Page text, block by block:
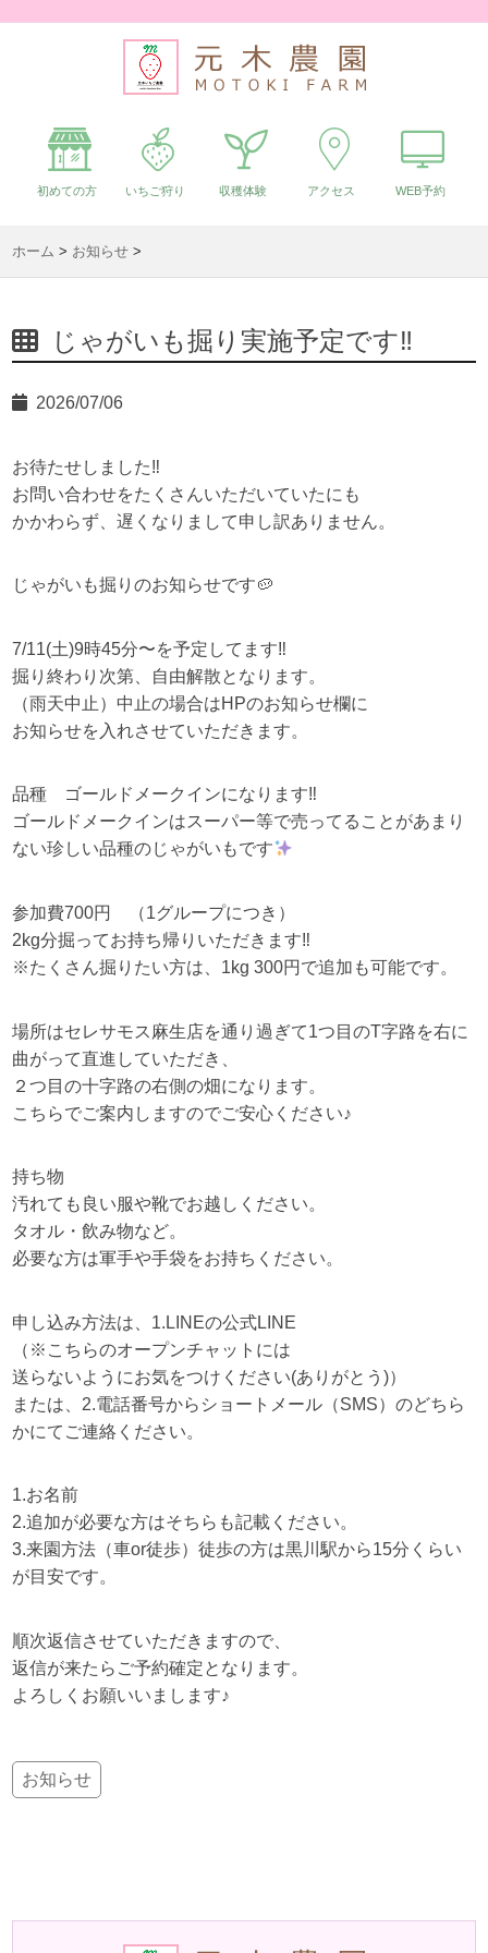
初めての方 いちご狩り 収穫体験 アクセス WEB予約
ホーム > お知らせ >
じゃがいも掘り実施予定です‼︎
2026/07/06
お待たせしました‼︎
お問い合わせをたくさんいただいていたにも
かかわらず、遅くなりまして申し訳ありません。
じゃがいも掘りのお知らせです🥔
7/11(土)9時45分〜を予定してます‼︎
掘り終わり次第、自由解散となります。
（雨天中止）中止の場合はHPのお知らせ欄に
お知らせを入れさせていただきます。
品種 ゴールドメークインになります‼︎
ゴールドメークインはスーパー等で売ってることがあまり
ない珍しい品種のじゃがいもです
参加費700円 （1グループにつき）
2kg分掘ってお持ち帰りいただきます‼︎
※たくさん掘りたい方は、1kg 300円で追加も可能です。
場所はセレサモス麻生店を通り過ぎて1つ目のT字路を右に
曲がって直進していただき、
２つ目の十字路の右側の畑になります。
こちらでご案内しますのでご安心ください♪
持ち物
汚れても良い服や靴でお越しください。
タオル・飲み物など。
必要な方は軍手や手袋をお持ちください。
申し込み方法は、1.LINEの公式LINE
（※こちらのオープンチャットには
送らないようにお気をつけください(ありがとう)）
または、2.電話番号からショートメール（SMS）のどちら
かにてご連絡ください。
1.お名前
2.追加が必要な方はそちらも記載ください。
3.来園方法（車or徒歩）徒歩の方は黒川駅から15分くらい
が目安です。
順次返信させていただきますので、
返信が来たらご予約確定となります。
よろしくお願いいまします♪
お知らせ